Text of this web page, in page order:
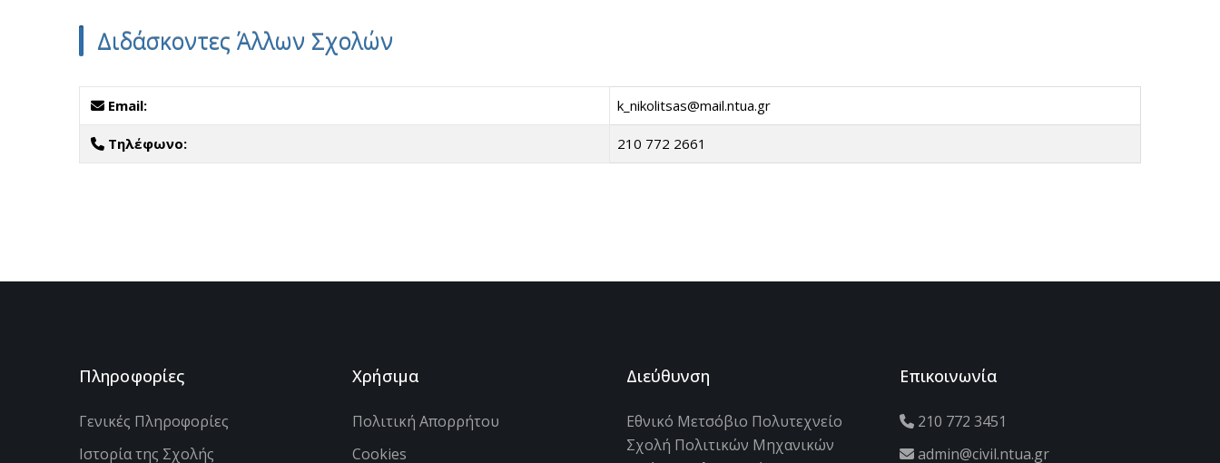
Διδάσκοντες Άλλων Σχολών
Email: k_nikolitsas@mail.ntua.gr
Τηλέφωνο: 210 772 2661
Πληροφορίες
Γενικές Πληροφορίες
Ιστορία της Σχολής
Χρήσιμα
Πολιτική Απορρήτου
Cookies
Διεύθυνση
Εθνικό Μετσόβιο Πολυτεχνείο
Σχολή Πολιτικών Μηχανικών
Επικοινωνία
210 772 3451
admin@civil.ntua.gr